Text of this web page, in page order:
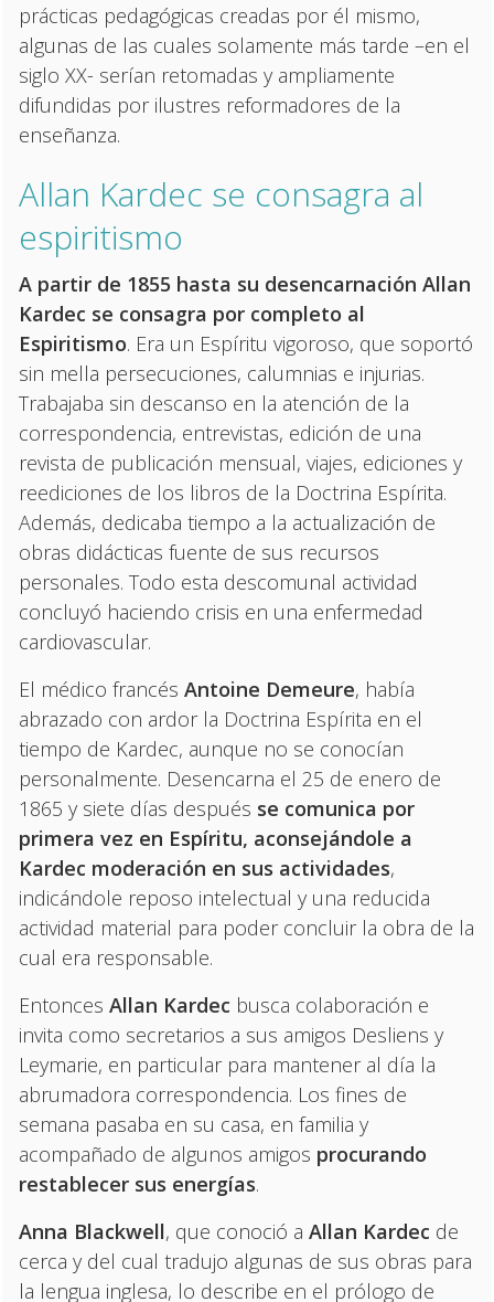
prácticas pedagógicas creadas por él mismo,
algunas de las cuales solamente más tarde –en el
siglo XX- serían retomadas y ampliamente
difundidas por ilustres reformadores de la
enseñanza.
Allan Kardec se consagra al
espiritismo
A partir de 1855 hasta su desencarnación Allan
Kardec se consagra por completo al
Espiritismo. Era un Espíritu vigoroso, que soportó
sin mella persecuciones, calumnias e injurias.
Trabajaba sin descanso en la atención de la
correspondencia, entrevistas, edición de una
revista de publicación mensual, viajes, ediciones y
reediciones de los libros de la Doctrina Espírita.
Además, dedicaba tiempo a la actualización de
obras didácticas fuente de sus recursos
personales. Todo esta descomunal actividad
concluyó haciendo crisis en una enfermedad
cardiovascular.
El médico francésAntoine Demeure, había
abrazado con ardor la Doctrina Espírita en el
tiempo de Kardec, aunque no se conocían
personalmente. Desencarna el 25 de enero de
1865 y siete días después se comunica por
primera vez en Espíritu, aconsejándole a
Kardec moderación en sus actividades,
indicándole reposo intelectual y una reducida
actividad material para poder concluir la obra de la
cual era responsable.
EntoncesAllan Kardec busca colaboración e
invita como secretarios a sus amigos Desliens y
Leymarie, en particular para mantener al día la
abrumadora correspondencia. Los fines de
semana pasaba en su casa, en familia y
acompañado de algunos amigos procurando
restablecer sus energías.
Anna Blackwell, que conoció aAllan Kardec de
cerca y del cual tradujo algunas de sus obras para
la lengua inglesa, lo describe en el prólogo de